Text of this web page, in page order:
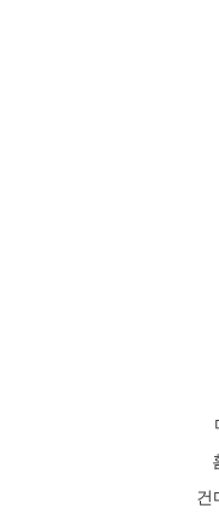
건